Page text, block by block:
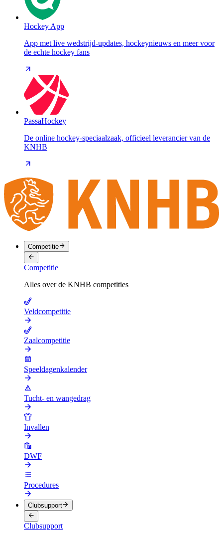
Hockey App
App met live wedstrijd-updates, hockeynieuws en meer voor
de echte hockey fans
PassaHockey
De online hockey-speciaalzaak, officieel leverancier van de
KNHB
Competitie
Competitie
Alles over de KNHB competities
Veldcompetitie
Zaalcompetitie
Speeldagenkalender
Tucht- en wangedrag
Invallen
DWF
Procedures
Clubsupport
Clubsupport